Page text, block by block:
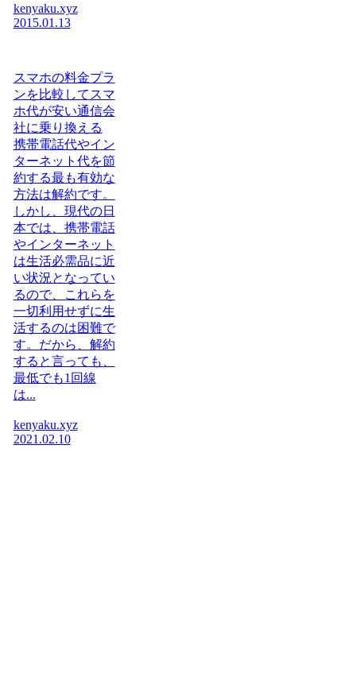
kenyaku.xyz
2015.01.13
スマホの料金プラ
ンを比較してスマ
ホ代が安い通信会
社に乗り換える
携帯電話代やイン
ターネット代を節
約する最も有効な
方法は解約です。
しかし、現代の日
本では、携帯電話
やインターネット
は生活必需品に近
い状況となってい
るので、これらを
一切利用せずに生
活するのは困難で
す。だから、解約
すると言っても、
最低でも1回線
は...
kenyaku.xyz
2021.02.10